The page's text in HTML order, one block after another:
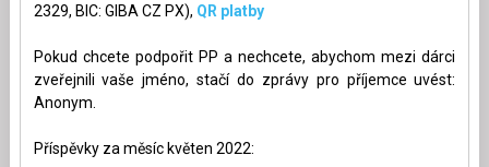
2329, BIC: GIBA CZ PX), QR platby
Pokud chcete podpořit PP a nechcete, abychom mezi dárci
zveřejnili vaše jméno, stačí do zprávy pro příjemce uvést:
Anonym.
Příspěvky za měsíc květen 2022: